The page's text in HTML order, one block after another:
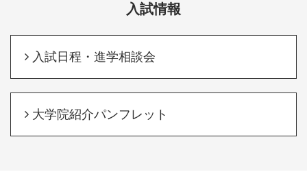
入試情報
入試日程・進学相談会
大学院紹介パンフレット